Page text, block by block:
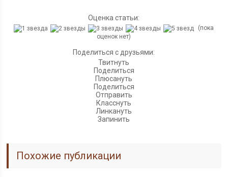
Оценка статьи:
(пока
оценок нет)
Поделиться с друзьями:
Твитнуть
Поделиться
Плюсануть
Поделиться
Отправить
Класснуть
Линкануть
Запинить
Похожие публикации